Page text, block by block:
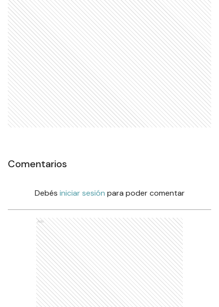
Comentarios
Debés iniciar sesión para poder comentar
Ads